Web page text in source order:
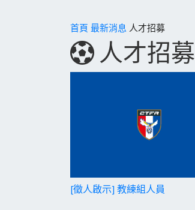
首頁 最新消息 人才招募
人才招募
[徵人啟示] 教練組人員